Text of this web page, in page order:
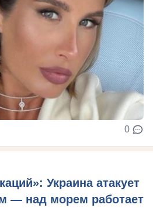
0
Украина атакует
— над морем работает